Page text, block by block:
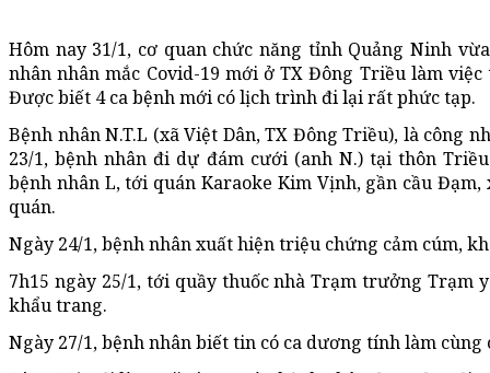
Hôm nay 31/1, cơ quan chức năng tỉnh Quảng Ninh
nhân nhân mắc Covid-19 mới ở TX Đông Triều làm
Được biết 4 ca bệnh mới có lịch trình đi lại rất phức tạp.
Bệnh nhân N.T.L (xã Việt Dân, TX Đông Triều), là công
23/1, bệnh nhân đi dự đám cưới (anh N.) tại thôn
bệnh nhân L, tới quán Karaoke Kim Vịnh, gần cầu
quán.
Ngày 24/1, bệnh nhân xuất hiện triệu chứng cảm cúm,
7h15 ngày 25/1, tới quầy thuốc nhà Trạm trưởng Trạm
khẩu trang.
Ngày 27/1, bệnh nhân biết tin có ca dương tính làm cùng